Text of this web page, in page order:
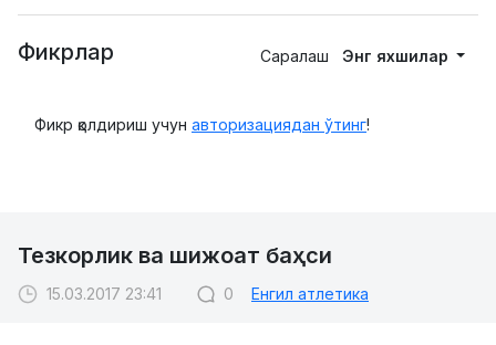
Фикрлар Саралаш Энг яхшилар
Фикр қолдириш учун авторизациядан ўтинг!
Тезкорлик ва шижоат баҳси
15.03.2017 23:41 0 Енгил атлетика